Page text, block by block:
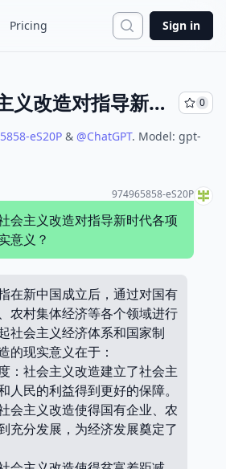
Pricing Search
Sign in
如何理解社会主义改造对指导新时代各项工作的现实意义？ 0
eS20P & @ChatGPT. Model: gpt-
974965858-eS20P
会主义改造对指导新时代各项
意义？
在新中国成立后，通过对国有
农村集体经济等各个领域进行
社会主义经济体系和国家制
的现实意义在于：
：社会主义改造建立了社会主
人民的利益得到更好的保障。
会主义改造使得国有企业、农
充分发展，为经济发展奠定了